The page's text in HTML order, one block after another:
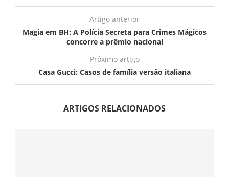
Artigo anterior
Magia em BH: A Polícia Secreta para Crimes Mágicos
concorre a prêmio nacional
Próximo artigo
Casa Gucci: Casos de família versão italiana
ARTIGOS RELACIONADOS